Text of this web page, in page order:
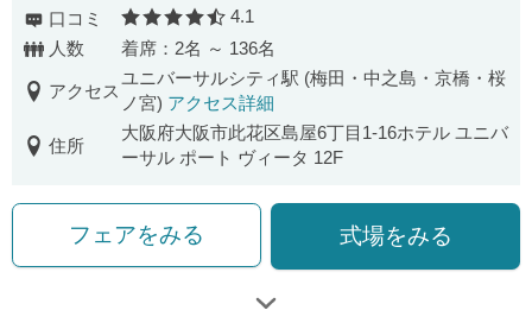
口コミ 口コミ評価
4.1
人数
着席：2名 ～ 136名
アクセス
ユニバーサルシティ駅 (梅田・中之島・京橋・桜
ノ宮) アクセス詳細
住所
大阪府大阪市此花区島屋6丁目1-16ホテル ユニバ
ーサル ポート ヴィータ 12F
フェアをみる 式場をみる